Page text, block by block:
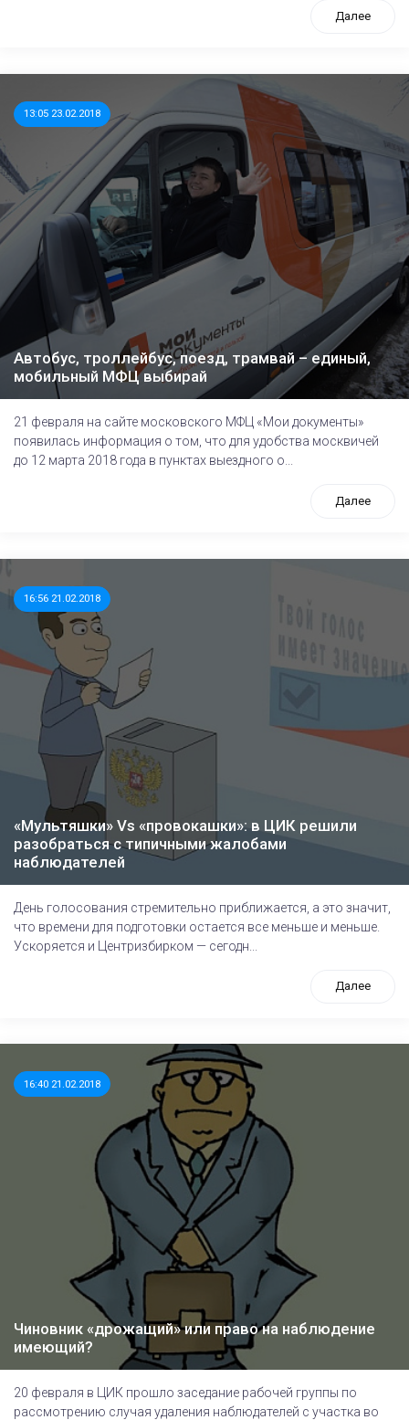
Далее
13:05 23.02.2018
Автобус, троллейбус, поезд, трамвай – единый,
мобильный МФЦ выбирай
21 февраля на сайте московского МФЦ «Мои документы»
появилась информация о том, что для удобства москвичей
до 12 марта 2018 года в пунктах выездного о...
Далее
16:56 21.02.2018
«Мультяшки» Vs «провокашки»: в ЦИК решили
разобраться с типичными жалобами
наблюдателей
День голосования стремительно приближается, а это значит,
что времени для подготовки остается все меньше и меньше.
Ускоряется и Центризбирком — сегодн...
Далее
16:40 21.02.2018
Чиновник «дрожащий» или право на наблюдение
имеющий?
20 февраля в ЦИК прошло заседание рабочей группы по
рассмотрению случая удаления наблюдателей с участка во